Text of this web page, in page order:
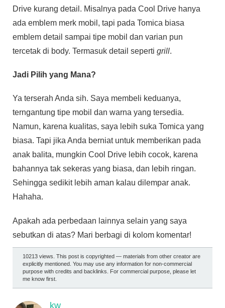
Drive kurang detail. Misalnya pada Cool Drive hanya
ada emblem merk mobil, tapi pada Tomica biasa
emblem detail sampai tipe mobil dan varian pun
tercetak di body. Termasuk detail seperti grill.
Jadi Pilih yang Mana?
Ya terserah Anda sih. Saya membeli keduanya,
terngantung tipe mobil dan warna yang tersedia.
Namun, karena kualitas, saya lebih suka Tomica yang
biasa. Tapi jika Anda berniat untuk memberikan pada
anak balita, mungkin Cool Drive lebih cocok, karena
bahannya tak sekeras yang biasa, dan lebih ringan.
Sehingga sedikit lebih aman kalau dilempar anak.
Hahaha.
Apakah ada perbedaan lainnya selain yang saya
sebutkan di atas? Mari berbagi di kolom komentar!
10213 views. This post is copyrighted — materials from other creator are
explicitly mentioned. You may use any information for non-commercial
purpose with credits and backlinks. For commercial purpose, please let
me know first.
kw